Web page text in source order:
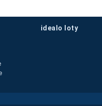
idealo loty